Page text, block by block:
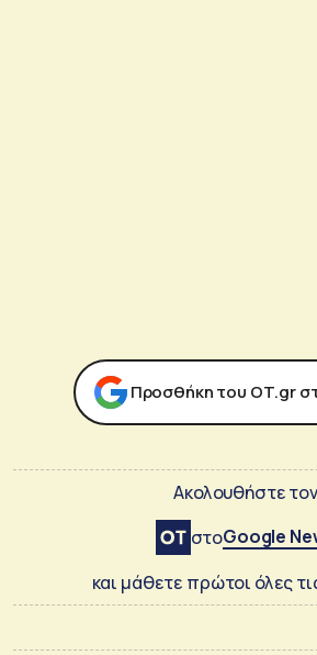
Προσθήκη του ΟΤ.gr
Ακολουθήστε τον
στοGoogle
και μάθετε πρώτοι όλες